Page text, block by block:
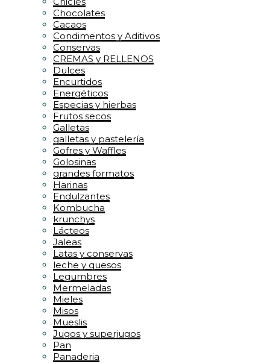
Chocolates
Cacaos
Condimentos y Aditivos
Conservas
CREMAS y RELLENOS
Dulces
Encurtidos
Energéticos
Especias y hierbas
Frutos secos
Galletas
galletas y pastelería
Gofres y Waffles
Golosinas
grandes formatos
Harinas
Endulzantes
Kombucha
krunchys
Lácteos
Jaleas
Latas y conservas
leche y quesos
Legumbres
Mermeladas
Mieles
Misos
Mueslis
Jugos y superjugos
Pan
Panaderia